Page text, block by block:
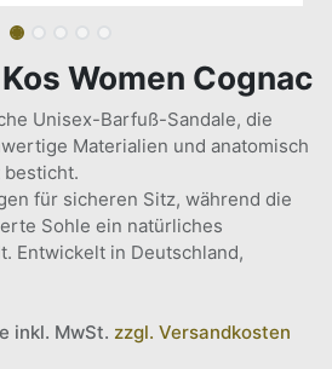
Kos Women Cognac
Unisex-Barfuß-Sandale, die
Materialien und anatomisch
für sicheren Sitz, während die
Sohle ein natürliches
Entwickelt in Deutschland,
inkl. MwSt. zzgl. Versandkosten